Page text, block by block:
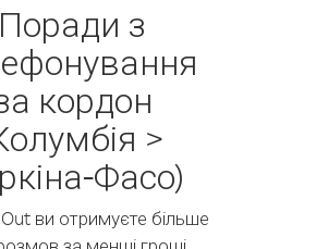
Поради з
кордон
>
Фасо)
ви отримуєте більше